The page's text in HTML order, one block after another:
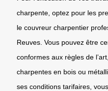
charpente, optez pour les
le couvreur charpentier
Reuves. Vous pouvez être
conformes aux règles de
charpentes en bois ou
ses conditions tarifaires,